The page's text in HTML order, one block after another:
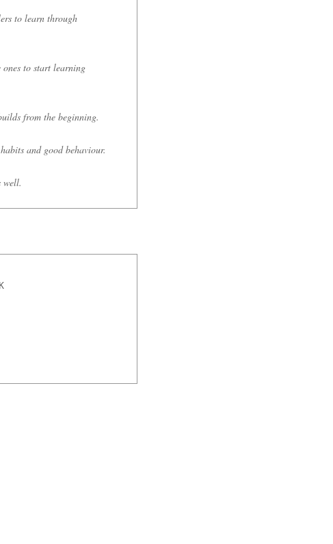
to learn through
to start learning
from the beginning.
and good behaviour.
well.